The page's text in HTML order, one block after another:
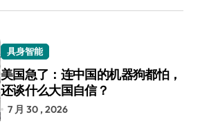
具身智能
美国急了：连中国的机器狗都怕，
还谈什么大国自信？
7 月 30 , 2026